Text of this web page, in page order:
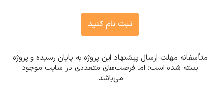
ثبت نام کنید
متأسفانه مهلت ارسال پیشنهاد این پروژه به پایان رسیده و پروژه
بسته شده است؛ اما فرصت‌های متعددی در سایت موجود
می‌باشد.